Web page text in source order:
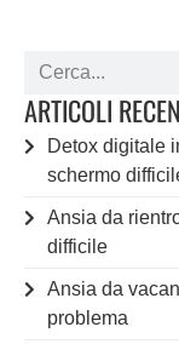
ARTICOLI
Detox digitale
schermo
Ansia da
difficile
Ansia da
problema